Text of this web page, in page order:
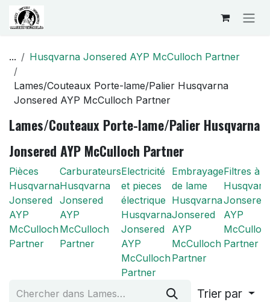
Se rendre au contenu
... Husqvarna Jonsered AYP McCulloch Partner
Lames/Couteaux Porte-lame/Palier Husqvarna
Jonsered AYP McCulloch Partner
Lames/Couteaux Porte-lame/Palier Husqvarna
Jonsered AYP McCulloch Partner
Pièces
Husqvarna
Jonsered
AYP
McCulloch
Partner
Carburateurs
Husqvarna
Jonsered
AYP
McCulloch
Partner
Electricité
et pieces
électrique
Husqvarna
Jonsered
AYP
McCulloch
Partner
Embrayage
de lame
Husqvarna
Jonsered
AYP
McCulloch
Partner
Filtres à
Jonsered
AYP
Partner
Trier par